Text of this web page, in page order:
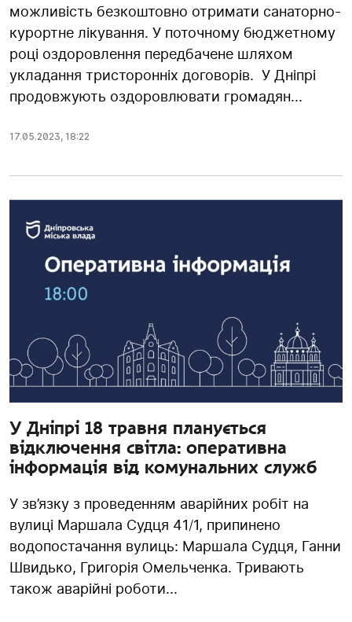
можливість безкоштовно отримати санаторно-
курортне лікування. У поточному бюджетному
році оздоровлення передбачене шляхом
укладання тристоронніх договорів. У Дніпрі
продовжують оздоровлювати громадян...
17.05.2023, 18:22
У Дніпрі 18 травня планується
відключення світла: оперативна
інформація від комунальних служб
У зв’язку з проведенням аварійних робіт на
вулиці Маршала Судця 41/1, припинено
водопостачання вулиць: Маршала Судця, Ганни
Швидько, Григорія Омельченка. Тривають
також аварійні роботи...